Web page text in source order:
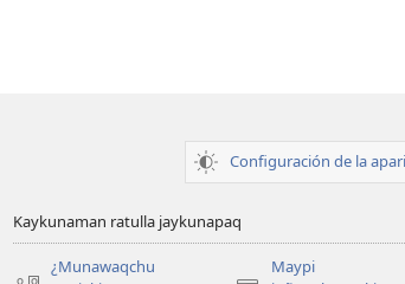
Configuración de la
Kaykunaman ratulla jaykunapaq
¿Munawaqchu
Maypi